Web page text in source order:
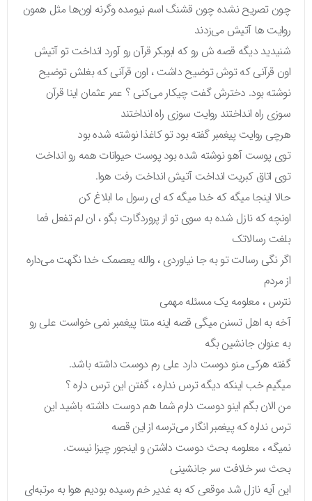
چون تصریح نشده چون قشنگ اسم نیومده وگرنه اون‌ها مثل همون
روایت ها آتیش می‌زدند
شنیدید دیگه قصه ش رو که ابوبکر قرآن رو آورد انداخت تو آتیش
اون قرآنی که توش توضیح داشت ، اون قرآنی که بغلش توضیح
نوشته بود. دخترش گفت چیکار می‌کنی ؟ عمر عثمان اینا قرآن
سوزی راه انداختند روایت سوزی راه انداختند
هرچی روایت پیغمبر گفته بود تو کاغذا نوشته شده بود
توی پوست آهو نوشته شده بود پوست حیوانات همه رو انداخت
توی اتاق کبریت انداخت آتیش انداخت رفت هوا.
حالا اینجا میگه که خدا میگه که ای رسول ما ابلاغ کن
اونچه که نازل شده به سوی تو از پروردگارت بگو ، ان لم تفعل فما
بلغت رسالاتک
اگر نگی رسالت تو به جا نیاوردی ، والله یعصمک خدا نگهت می‌داره
از مردم
نترس ، معلومه یک مسئله مهمی
آخه به اهل تسنن میگی قصه اینه منتا پیغمبر نمی خواست علی رو
به عنوان جانشین بگه
گفته هرکی منو دوست دارد علی رم دوست داشته باشد.
میگیم خب اینکه دیگه ترس نداره ، گفتن این ترس داره ؟
من الان بگم اینو دوست دارم شما هم دوست داشته باشید این
ترس نداره که پیغمبر انگار می‌ترسه از این قصه
نمیگه ، معلومه بحث دوست داشتن و اینجور چیزا نیست.
بحث سر خلافت سر جانشینی
این آیه نازل شد موقعی که به غدیر خم رسیده بودیم هوا به مرتبه‌ای